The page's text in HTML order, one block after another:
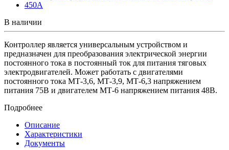
В наличии
Контроллер является универсальным устройством и
предназначен для преобразования электрической энергии
постоянного тока в постоянный ток для питания тяговых
электродвигателей. Может работать с двигателями
постоянного тока МТ-3,6, МТ-3,9, МТ-6,3 напряжением
питания 75В и двигателем МТ-6 напряжением питания 48В.
Подробнее
Описание
Характеристики
Документы